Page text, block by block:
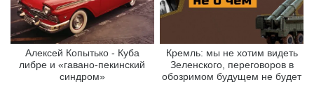
Алексей Копытько - Куба
либре и «гавано-пекинский
синдром»
Кремль: мы не хотим видеть
Зеленского, переговоров в
обозримом будущем не будет